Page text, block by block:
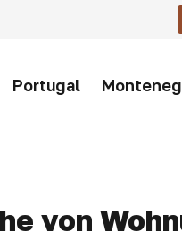
Portugal
von